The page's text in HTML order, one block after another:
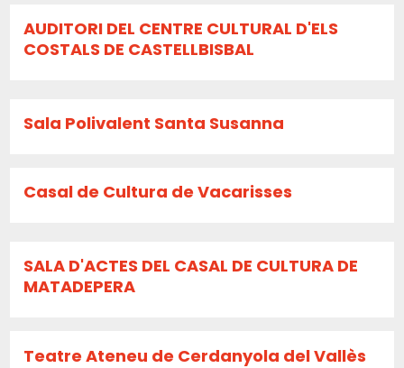
AUDITORI DEL CENTRE CULTURAL D'ELS
COSTALS DE CASTELLBISBAL
Sala Polivalent Santa Susanna
Casal de Cultura de Vacarisses
SALA D'ACTES DEL CASAL DE CULTURA DE
MATADEPERA
Teatre Ateneu de Cerdanyola del Vallès